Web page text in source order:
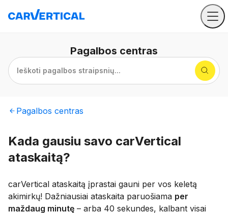
Pagalbos centras
Ieškoti pagalbos straipsnių...
Pagalbos centras
Kada gausiu savo carVertical
ataskaitą?
carVertical ataskaitą įprastai gauni per vos keletą
akimirkų! Dažniausiai ataskaita paruošiama per
maždaug minutę – arba 40 sekundes, kalbant visai